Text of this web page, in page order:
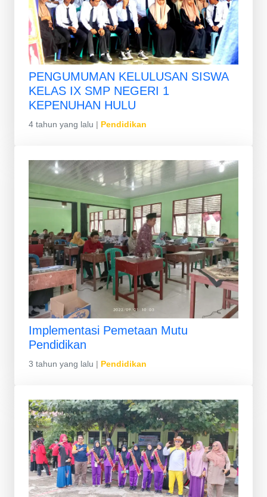
PENGUMUMAN KELULUSAN SISWA
KELAS IX SMP NEGERI 1
KEPENUHAN HULU
4 tahun yang lalu | Pendidikan
Implementasi Pemetaan Mutu
Pendidikan
3 tahun yang lalu | Pendidikan